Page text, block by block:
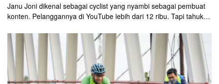
Janu Joni dikenal sebagai cyclist yang nyambi sebagai pembuat
konten. Pelanggannya di YouTube lebih dari 12 ribu. Tapi tahukah
Yanuar Dwi Cahyanto. Janu bercerita awalnya mendapatkan
julukan tersebut ketika masih bersekolah